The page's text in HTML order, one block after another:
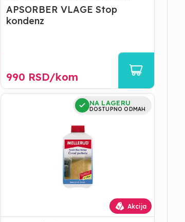
APSORBER VLAGE Stop
kondenz
990 RSD/kom
Čistač
Akcija
NA LAGERU
DOSTUPNO ODMAH